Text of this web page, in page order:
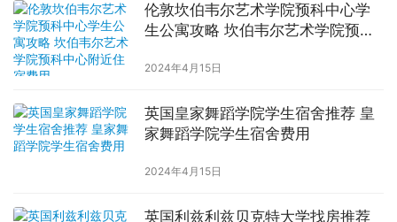
伦敦坎伯韦尔艺术学院预科中心学
生公寓攻略 坎伯韦尔艺术学院预科
2024年4月15日
英国皇家舞蹈学院学生宿舍推荐 皇
家舞蹈学院学生宿舍费用
2024年4月15日
英国利兹利兹贝克特大学找房推荐